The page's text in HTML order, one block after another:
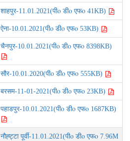
शाहपुर-11.01.2021(पीo डीo एफo 41KB)
ऐना-10.01.2021(पीo डीo एफo 53KB)
चैनपुर-10.01.2021(पीo डीo एफo 8398KB)
सौर-10.01.2020(पीo डीo एफo 555KB)
बरसम-11-01-2021(पीo डीo एफo 23KB)
पहाडपुर-10.01.2021(पीo डीo एफo 1687KB)
नौह्ट्टा पूर्वी-11.01.2021(पीo डीo एफo 7.96M